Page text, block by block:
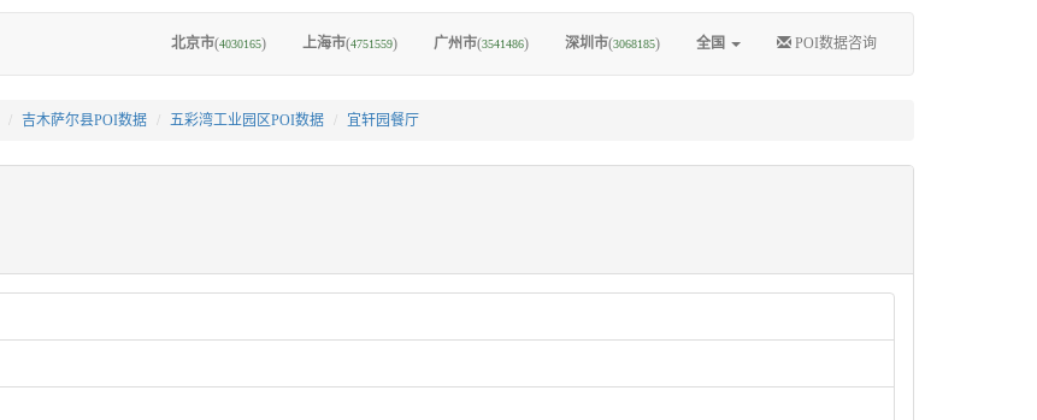
北京市(4030165) 上海市(4751559) 广州市(3541486) 深圳市(3068185) 全国 POI数据咨询
吉木萨尔县POI数据 五彩湾工业园区POI数据 宜轩园餐厅